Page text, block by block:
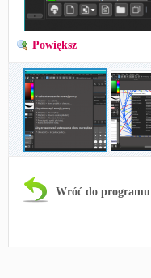
Powiększ
Wróć do programu